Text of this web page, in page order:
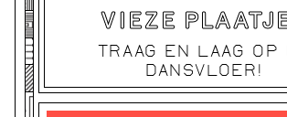
VIEZE
TRAAG EN LAAG OP
DANSVLOER!